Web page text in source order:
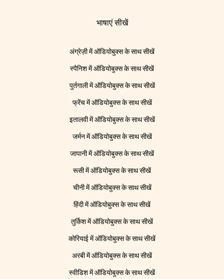
भाषाएं सीखें
अंग्रेज़ी में ऑडियोबुक्स के साथ सीखें
स्पैनिश में ऑडियोबुक्स के साथ सीखें
पुर्तगाली में ऑडियोबुक्स के साथ सीखें
फ्रेंच में ऑडियोबुक्स के साथ सीखें
इतालवी में ऑडियोबुक्स के साथ सीखें
जर्मन में ऑडियोबुक्स के साथ सीखें
जापानी में ऑडियोबुक्स के साथ सीखें
रूसी में ऑडियोबुक्स के साथ सीखें
चीनी में ऑडियोबुक्स के साथ सीखें
हिंदी में ऑडियोबुक्स के साथ सीखें
तुर्किश में ऑडियोबुक्स के साथ सीखें
कोरियाई में ऑडियोबुक्स के साथ सीखें
अरबी में ऑडियोबुक्स के साथ सीखें
स्वीडिश में ऑडियोबुक्स के साथ सीखें